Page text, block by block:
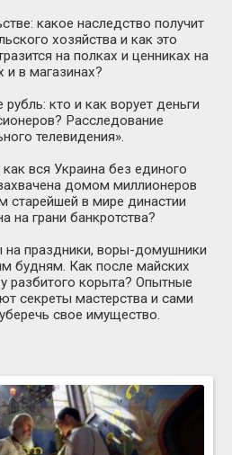
какое наследство получит
хозяйства и как это
на полках и ценниках на
и в магазинах?
кто и как ворует деньги
Расследование
телевидения».
вся Украина без единого
домом миллионеров
старейшей в мире династии
на грани банкротства?
праздники, воры-домушники
будням. Как после майских
разбитого корыта? Опытные
секреты мастерства и сами
свое имущество.